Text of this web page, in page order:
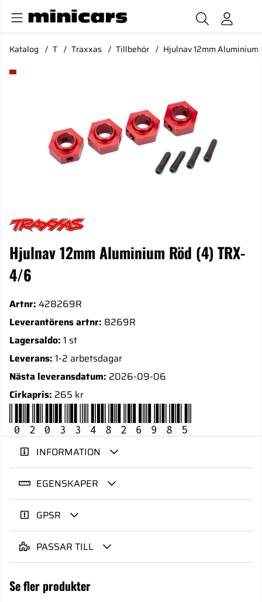
Katalog T Traxxas Tillbehör Hjulnav 12mm Aluminium
Produktbilder Hjulnav 12mm Aluminium Röd (4) TRX-4/6
Hjulnav 12mm Aluminium Röd (4) TRX-
4/6
Artnr: 428269R
Leverantörens artnr: 8269R
Lagersaldo: 1 st
Leverans: 1-2 arbetsdagar
Nästa leveransdatum: 2026-09-06
Cirkapris: 265 kr
020334826985
INFORMATION
EGENSKAPER
GPSR
PASSAR TILL
Se fler produkter